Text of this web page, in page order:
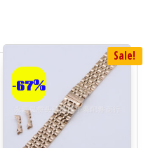
Sale!
-67%